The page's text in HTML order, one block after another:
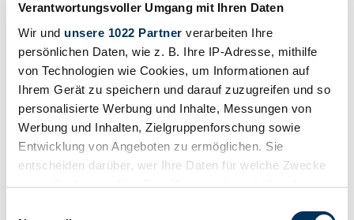
Verantwortungsvoller Umgang mit Ihren Daten
Wir und unsere 1022 Partner verarbeiten Ihre
persönlichen Daten, wie z. B. Ihre IP-Adresse, mithilfe
von Technologien wie Cookies, um Informationen auf
Ihrem Gerät zu speichern und darauf zuzugreifen und so
personalisierte Werbung und Inhalte, Messungen von
Werbung und Inhalten, Zielgruppenforschung sowie
Entwicklung von Angeboten zu ermöglichen. Sie
entscheiden darüber, wer Ihre Daten für welche Zwecke
nutzt. Sie können Ihre Einwilligung jederzeit über die
Report
1969 | Cadillac Coupe DeVille
Rare Gold/Gold Combination in fantastic all original Condition